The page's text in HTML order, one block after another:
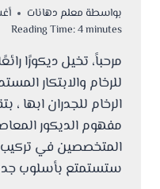
بواسطة معلم دهانات
Reading Time:4minutes
مرحباً، تخيل ديكورًا
للرخام والابتكار
الرخام للجدران ابها ،
مفهوم الديكور
المتخصصين في تركيب
ستستمتع بأسلوب